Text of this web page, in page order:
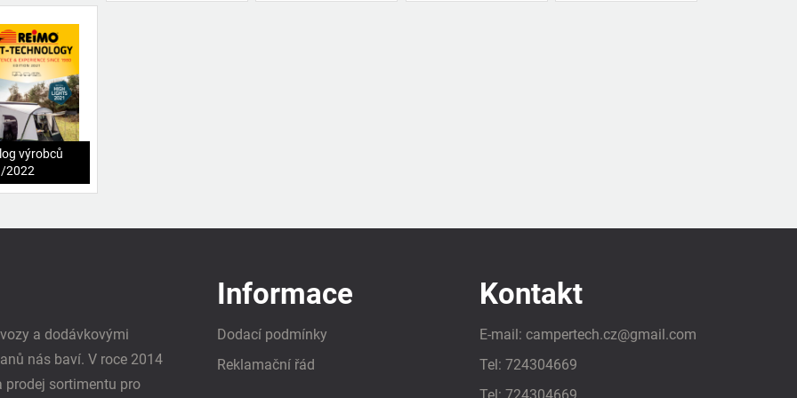
výrobců
2022
a dodávkovými
nás baví. V roce 2014
prodej sortimentu pro
Informace
Dodací podmínky
Reklamační řád
Kontakt
E-mail: campertech.cz@gmail.com
Tel: 724304669